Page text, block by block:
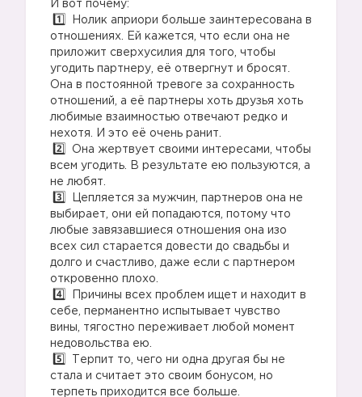
И вот почему:
Нолик априори больше заинтересована в
отношениях. Ей кажется, что если она не
приложит сверхусилия для того, чтобы
угодить партнеру, её отвергнут и бросят.
Она в постоянной тревоге за сохранность
отношений, а её партнеры хоть друзья хоть
любимые взаимностью отвечают редко и
нехотя. И это её очень ранит.
Она жертвует своими интересами, чтобы
всем угодить. В результате ею пользуются, а
не любят.
Цепляется за мужчин, партнеров она не
выбирает, они ей попадаются, потому что
любые завязавшиеся отношения она изо
всех сил старается довести до свадьбы и
долго и счастливо, даже если с партнером
откровенно плохо.
Причины всех проблем ищет и находит в
себе, перманентно испытывает чувство
вины, тягостно переживает любой момент
недовольства ею.
Терпит то, чего ни одна другая бы не
стала и считает это своим бонусом, но
терпеть приходится все больше.